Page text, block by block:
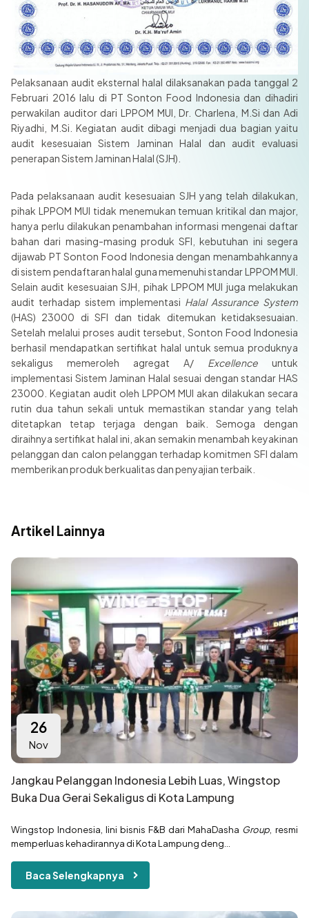
Pelaksanaan audit eksternal halal dilaksanakan pada tanggal 2
Februari 2016 lalu di PT Sonton Food Indonesia dan dihadiri
perwakilan auditor dari LPPOM MUI, Dr. Charlena, M.Si dan Adi
Riyadhi, M.Si. Kegiatan audit dibagi menjadi dua bagian yaitu
audit kesesuaian Sistem Jaminan Halal dan audit evaluasi
penerapan Sistem Jaminan Halal (SJH).
Pada pelaksanaan audit kesesuaian SJH yang telah dilakukan,
pihak LPPOM MUI tidak menemukan temuan kritikal dan major,
hanya perlu dilakukan penambahan informasi mengenai daftar
bahan dari masing-masing produk SFI, kebutuhan ini segera
dijawab PT Sonton Food Indonesia dengan menambahkannya
di sistem pendaftaran halal guna memenuhi standar LPPOM MUI.
Selain audit kesesuaian SJH, pihak LPPOM MUI juga melakukan
audit terhadap sistem implementasi Halal Assurance System
(HAS) 23000 di SFI dan tidak ditemukan ketidaksesuaian.
Setelah melalui proses audit tersebut, Sonton Food Indonesia
berhasil mendapatkan sertifikat halal untuk semua produknya
sekaligus memeroleh agregat A/ Excellence untuk
implementasi Sistem Jaminan Halal sesuai dengan standar HAS
23000. Kegiatan audit oleh LPPOM MUI akan dilakukan secara
rutin dua tahun sekali untuk memastikan standar yang telah
ditetapkan tetap terjaga dengan baik. Semoga dengan
diraihnya sertifikat halal ini, akan semakin menambah keyakinan
pelanggan dan calon pelanggan terhadap komitmen SFI dalam
memberikan produk berkualitas dan penyajian terbaik.
Artikel Lainnya
26
Nov
Jangkau Pelanggan Indonesia Lebih Luas, Wingstop
Buka Dua Gerai Sekaligus di Kota Lampung
Wingstop Indonesia, lini bisnis F&B dari MahaDasha Group, resmi
memperluas kehadirannya di Kota Lampung deng...
Baca Selengkapnya